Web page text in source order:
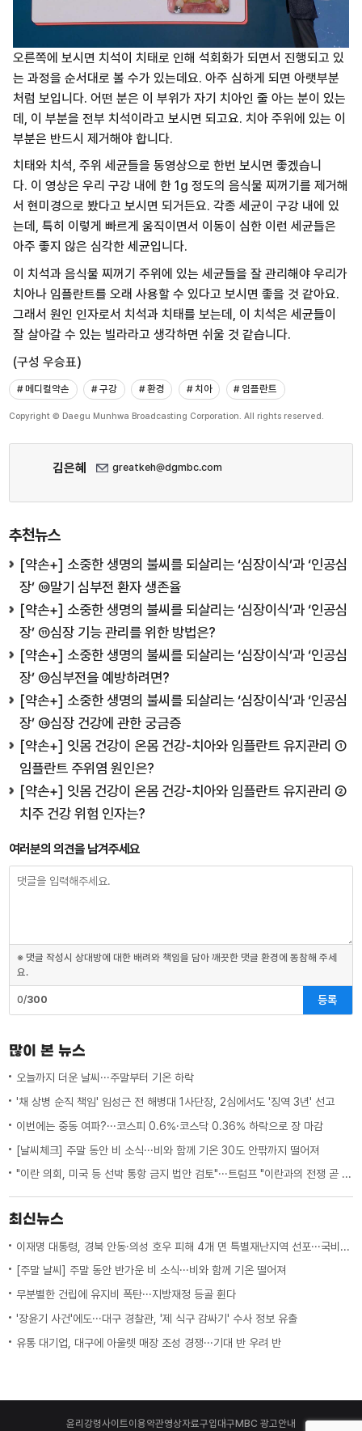
오른쪽에 보시면 치석이 치태로 인해 석회화가 되면서 진행되고 있
는 과정을 순서대로 볼 수가 있는데요. 아주 심하게 되면 아랫부분
처럼 보입니다. 어떤 분은 이 부위가 자기 치아인 줄 아는 분이 있는
데, 이 부분을 전부 치석이라고 보시면 되고요. 치아 주위에 있는 이
부분은 반드시 제거해야 합니다.
치태와 치석, 주위 세균들을 동영상으로 한번 보시면 좋겠습니
다. 이 영상은 우리 구강 내에 한 1g 정도의 음식물 찌꺼기를 제거해
서 현미경으로 봤다고 보시면 되거든요. 각종 세균이 구강 내에 있
는데, 특히 이렇게 빠르게 움직이면서 이동이 심한 이런 세균들은
아주 좋지 않은 심각한 세균입니다.
이 치석과 음식물 찌꺼기 주위에 있는 세균들을 잘 관리해야 우리가
치아나 임플란트를 오래 사용할 수 있다고 보시면 좋을 것 같아요.
그래서 원인 인자로서 치석과 치태를 보는데, 이 치석은 세균들이
잘 살아갈 수 있는 빌라라고 생각하면 쉬울 것 같습니다.
(구성 우승표)
# 메디컬약손 # 구강 # 환경 # 치아 # 임플란트
Copyright © Daegu Munhwa Broadcasting Corporation. All rights reserved.
김은혜 greatkeh@dgmbc.com
추천뉴스
[약손+] 소중한 생명의 불씨를 되살리는 ‘심장이식’과 ‘인공심
장’ ⑩말기 심부전 환자 생존율
[약손+] 소중한 생명의 불씨를 되살리는 ‘심장이식’과 ‘인공심
장’ ⑪심장 기능 관리를 위한 방법은?
[약손+] 소중한 생명의 불씨를 되살리는 ‘심장이식’과 ‘인공심
장’ ⑫심부전을 예방하려면?
[약손+] 소중한 생명의 불씨를 되살리는 ‘심장이식’과 ‘인공심
장’ ⑬심장 건강에 관한 궁금증
[약손+] 잇몸 건강이 온몸 건강-치아와 임플란트 유지관리 ①
임플란트 주위염 원인은?
[약손+] 잇몸 건강이 온몸 건강-치아와 임플란트 유지관리 ②
치주 건강 위험 인자는?
여러분의 의견을 남겨주세요
※ 댓글 작성시 상대방에 대한 배려와 책임을 담아 깨끗한 댓글 환경에 동참해 주세
요.
0/300 등록
많이 본 뉴스
오늘까지 더운 날씨···주말부터 기온 하락
'채 상병 순직 책임' 임성근 전 해병대 1사단장, 2심에서도 '징역 3년' 선고
이번에는 중동 여파?···코스피 0.6%·코스닥 0.36% 하락으로 장 마감
[날씨체크] 주말 동안 비 소식···비와 함께 기온 30도 안팎까지 떨어져
"이란 의회, 미국 등 선박 통항 금지 법안 검토"···트럼프 "이란과의 전쟁 곧 끝나"
최신뉴스
이재명 대통령, 경북 안동·의성 호우 피해 4개 면 특별재난지역 선포···국비 추가 지원
[주말 날씨] 주말 동안 반가운 비 소식···비와 함께 기온 떨어져
무분별한 건립에 유지비 폭탄···지방재정 등골 휜다
'장윤기 사건'에도···대구 경찰관, '제 식구 감싸기' 수사 정보 유출
유통 대기업, 대구에 아울렛 매장 조성 경쟁···기대 반 우려 반
윤리강령사이트이용약관영상자료구입 대구MBC 광고안내